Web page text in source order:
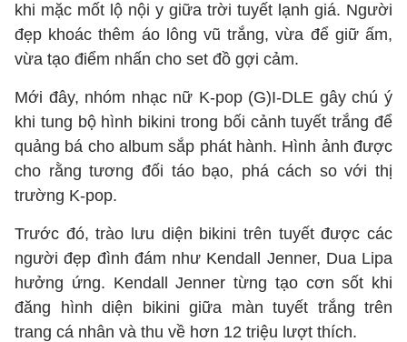
khi mặc mốt lộ nội y giữa trời tuyết lạnh giá. Người
đẹp khoác thêm áo lông vũ trắng, vừa để giữ ấm,
vừa tạo điểm nhấn cho set đồ gợi cảm.
Mới đây, nhóm nhạc nữ K-pop (G)I-DLE gây chú ý
khi tung bộ hình bikini trong bối cảnh tuyết trắng để
quảng bá cho album sắp phát hành. Hình ảnh được
cho rằng tương đối táo bạo, phá cách so với thị
trường K-pop.
Trước đó, trào lưu diện bikini trên tuyết được các
người đẹp đình đám như Kendall Jenner, Dua Lipa
hưởng ứng. Kendall Jenner từng tạo cơn sốt khi
đăng hình diện bikini giữa màn tuyết trắng trên
trang cá nhân và thu về hơn 12 triệu lượt thích.